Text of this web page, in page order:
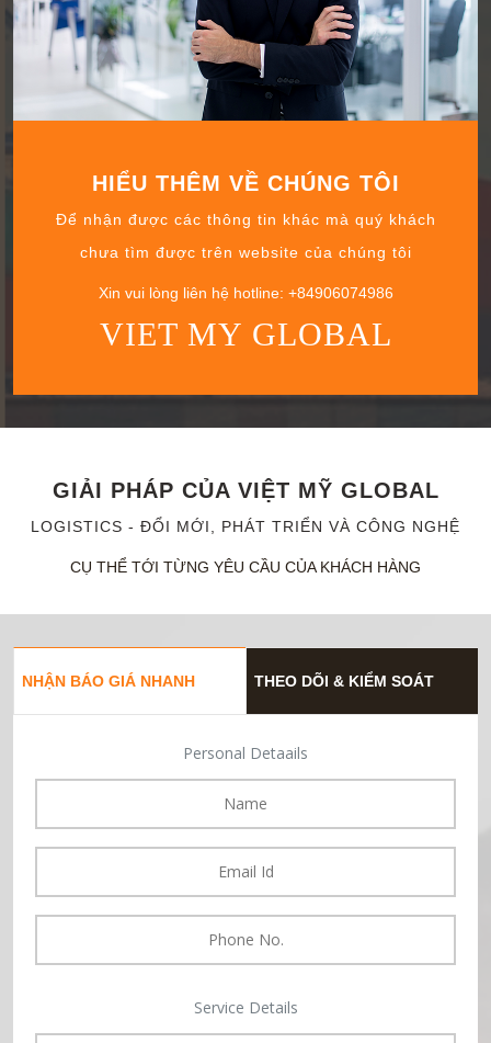
HIỂU THÊM VỀ CHÚNG TÔI
Để nhận được các thông tin khác mà quý khách
chưa tìm được trên website của chúng tôi
Xin vui lòng liên hệ hotline: +84906074986
VIET MY GLOBAL
GIẢI PHÁP CỦA VIỆT MỸ GLOBAL
LOGISTICS - ĐỔI MỚI, PHÁT TRIỂN VÀ CÔNG NGHỆ
CỤ THỂ TỚI TỪNG YÊU CẦU CỦA KHÁCH HÀNG
NHẬN BÁO GIÁ NHANH THEO DÕI & KIỂM SOÁT
Personal Detaails
Service Details